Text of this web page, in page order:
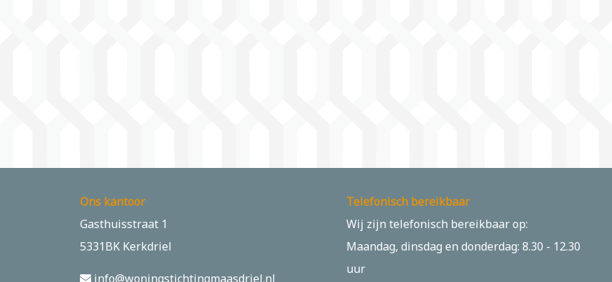
Ons kantoor
Gasthuisstraat 1
5331BK Kerkdriel
info@woningstichtingmaasdriel.nl
Telefonisch bereikbaar
Wij zijn telefonisch bereikbaar op:
Maandag, dinsdag en donderdag: 8.30 - 12.30
uur